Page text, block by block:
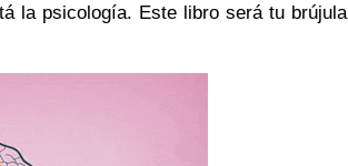
la psicología. Este libro será tu brújula